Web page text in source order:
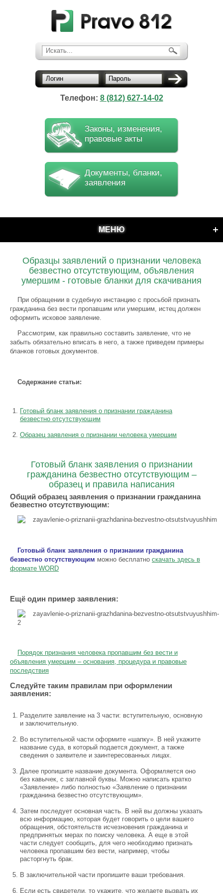
Искать...
Логин Пароль
Телефон: 8 (812) 627-14-02
Законы, изменения,
правовые акты
Документы, бланки,
заявления
МЕНЮ
Образцы заявлений о признании человека
безвестно отсутствующим, объявления
умершим - готовые бланки для скачивания
При обращении в судебную инстанцию с просьбой признать
гражданина без вести пропавшим или умершим, истец должен
оформить исковое заявление.
Рассмотрим, как правильно составить заявление, что не
забыть обязательно вписать в него, а также приведем примеры
бланков готовых документов.
Содержание статьи:
Готовый бланк заявления о признании гражданина
безвестно отсутствующим
Образец заявления о признании человека умершим
Готовый бланк заявления о признании
гражданина безвестно отсутствующим –
образец и правила написания
Общий образец заявления о признании гражданина
безвестно отсутствующим:
Готовый бланк заявления о признании гражданина
безвестно отсутствующим можно бесплатно скачать здесь в
формате WORD
Ещё один пример заявления:
Порядок признания человека пропавшим без вести и
объявления умершим – основания, процедура и правовые
последствия
Следуйте таким правилам при оформлении
заявления:
Разделите заявление на 3 части: вступительную, основную
и заключительную.
Во вступительной части оформите «шапку». В ней укажите
название суда, в который подается документ, а также
сведения о заявителе и заинтересованных лицах.
Далее пропишите название документа. Оформляется оно
без кавычек, с заглавной буквы. Можно написать кратко
«Заявление» либо полностью «Заявление о признании
гражданина безвестно отсутствующим».
Затем последует основная часть. В ней вы должны указать
всю информацию, которая будет говорить о цели вашего
обращения, обстоятельств исчезновения гражданина и
предпринятых мерах по поиску человека. А еще в этой
части следует сообщить, для чего необходимо признать
человека пропавшим без вести, например, чтобы
расторгнуть брак.
В заключительной части пропишите ваши требования.
Если есть свидетели, то укажите, что желаете вызвать их